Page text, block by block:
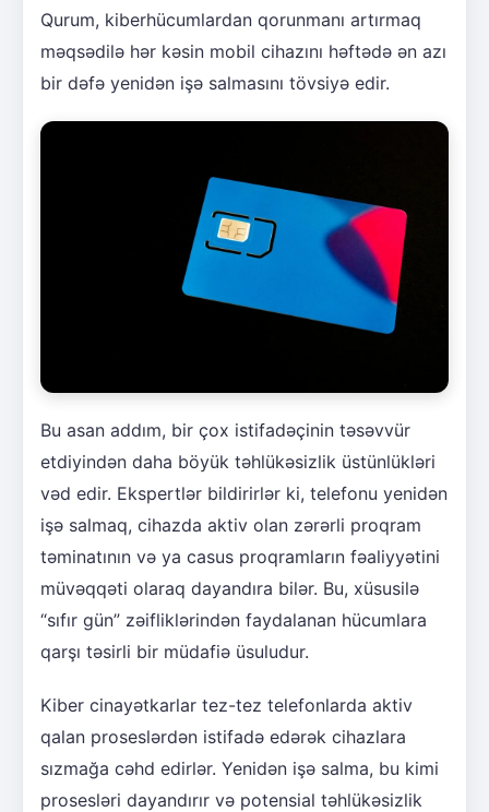
Qurum, kiberhücumlardan qorunmanı artırmaq
məqsədilə hər kəsin mobil cihazını həftədə ən azı
bir dəfə yenidən işə salmasını tövsiyə edir.
Bu asan addım, bir çox istifadəçinin təsəvvür
etdiyindən daha böyük təhlükəsizlik üstünlükləri
vəd edir. Ekspertlər bildirirlər ki, telefonu yenidən
işə salmaq, cihazda aktiv olan zərərli proqram
təminatının və ya casus proqramların fəaliyyətini
müvəqqəti olaraq dayandıra bilər. Bu, xüsusilə
“sıfır gün” zəifliklərindən faydalanan hücumlara
qarşı təsirli bir müdafiə üsuludur.
Kiber cinayətkarlar tez-tez telefonlarda aktiv
qalan proseslərdən istifadə edərək cihazlara
sızmağa cəhd edirlər. Yenidən işə salma, bu kimi
prosesləri dayandırır və potensial təhlükəsizlik